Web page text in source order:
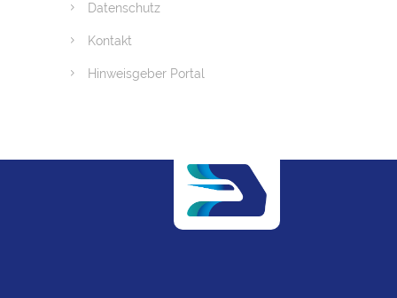
Datenschutz
Kontakt
Hinweisgeber Portal